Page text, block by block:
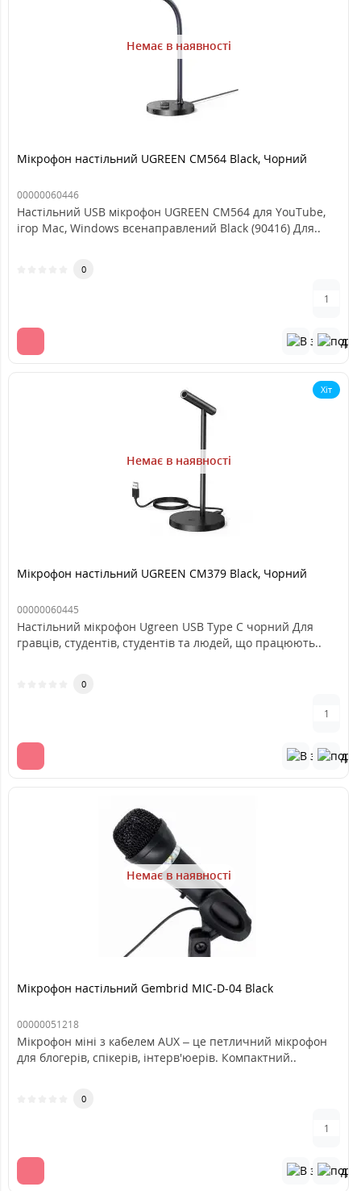
Немає в наявності
Мікрофон настільний UGREEN CM564 Black, Чорний
00000060446
Настільний USB мікрофон UGREEN CM564 для YouTube,
ігор Mac, Windows всенаправлений Black (90416) Для..
0
Хіт
Немає в наявності
Мікрофон настільний UGREEN CM379 Black, Чорний
00000060445
Настільний мікрофон Ugreen USB Type C чорний Для
гравців, студентів, студентів та людей, що працюють..
0
Немає в наявності
Мікрофон настільний Gembrid MIC-D-04 Black
00000051218
Мікрофон міні з кабелем AUX – це петличний мікрофон
для блогерів, спікерів, інтерв'юерів. Компактний..
0